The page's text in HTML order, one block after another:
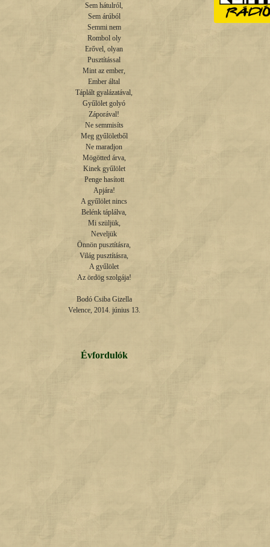
Sem hátulról,
Sem árúból
Semmi nem
Rombol oly
Erővel, olyan
Pusztítással
Mint az ember,
Ember által
Táplált gyalázatával,
Gyűlölet golyó
Záporával!
Ne semmisíts
Meg gyűlöletből
Ne maradjon
Mögötted árva,
Kinek gyűlölet
Penge hasított
Apjára!
A gyűlölet nincs
Belénk táplálva,
Mi szüljük,
Neveljük
Önnön pusztításra,
Világ pusztításra,
A gyűlölet
Az ördög szolgája!
Bodó Csiba Gizella
Velence, 2014. június 13.
Évfordulók